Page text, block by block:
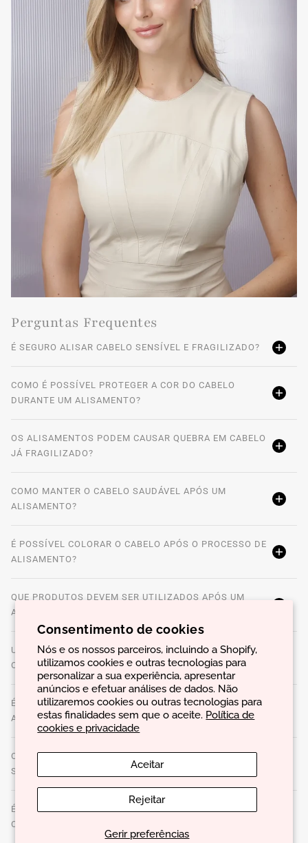
Consentimento de cookies
Nós e os nossos parceiros, incluindo a Shopify,
utilizamos cookies e outras tecnologias para
personalizar a sua experiência, apresentar
anúncios e efetuar análises de dados. Não
utilizaremos cookies ou outras tecnologias para
estas finalidades sem que o aceite. Política de
cookies e privacidade
Gerir preferências
Aceitar
Rejeitar
habitual. Aplicar madeixa a madeixa no comprimento
e pontas, alinhar no sentido da raiz para as pontas do
cabelo, para garantir uma melhor absorção e
condicionamento dos fios e deixar atuar durante cinco a 10
minutos e retirar com água abundante. Seguir com a
aplicação do produto híbrido
EVAN Care
de preferência
para finalizar com ostyling pretendido.
Perguntas Frequentes
É SEGURO ALISAR CABELO SENSÍVEL E FRAGILIZADO?
COMO É POSSÍVEL PROTEGER A COR DO CABELO
DURANTE UM ALISAMENTO?
OS ALISAMENTOS PODEM CAUSAR QUEBRA EM CABELO
JÁ FRAGILIZADO?
COMO MANTER O CABELO SAUDÁVEL APÓS UM
ALISAMENTO?
É POSSÍVEL COLORAR O CABELO APÓS O PROCESSO DE
ALISAMENTO?
QUE PRODUTOS DEVEM SER UTILIZADOS APÓS UM
ALISAMENTO?
UM ALISAMENTO PODE SER FEITO EM CABELO
COLORADO OU DESCOLORADO?
É POSSÍVEL REDUZIR O VOLUME DO CABELO SEM
ALISAR?
COMO SABER SE O CABELO ESTÁ SAUDÁVEL O
SUFICIENTE PARA UM ALISAMENTO?
É POSSÍVEL UTILIZAR FERRAMENTAS TÉRMICAS EM
CABELO ALISADO?